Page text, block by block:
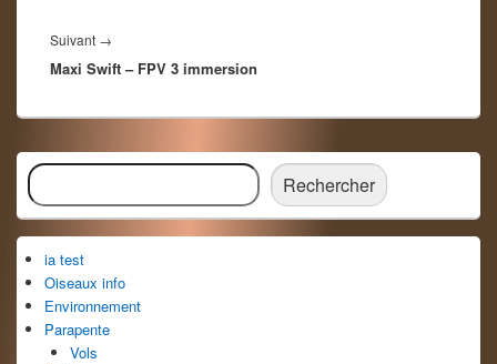
Suivant →
suivant :
Maxi Swift – FPV 3 immersion
Zone
principale
de
widget
pour
la
barre
latérale
Rechercher Rechercher
ia test
Oiseaux info
Environnement
Parapente
Vols